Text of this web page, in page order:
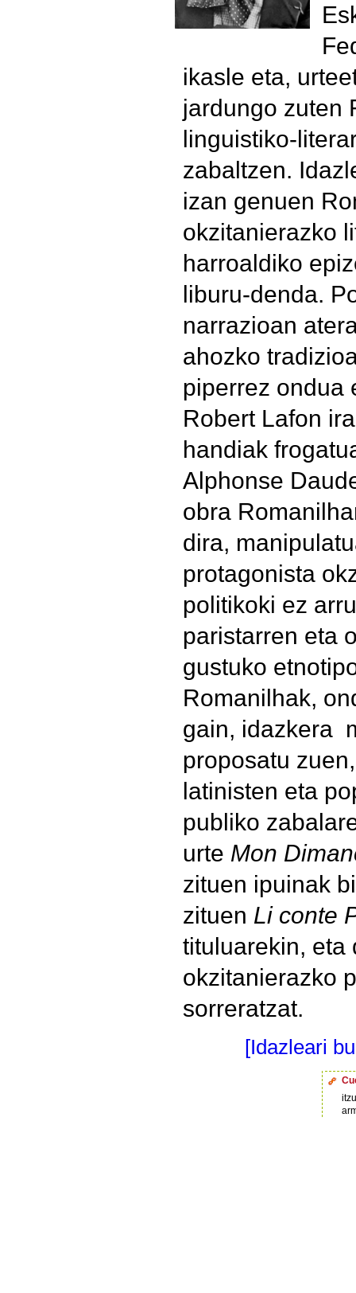
ikasle eta,
jardungo zuten
linguistiko-
zabaltzen.
izan genuen
okzitanierazko
harroaldiko
liburu-denda.
narrazioan
ahozko
piperrez ondua
Robert Lafon
handiak
Alphonse
obra
dira,
protagonista
politikoki ez
paristarren eta
gustuko
Romanilhak,
gain, idazkera
proposatu
latinisten eta
publiko
urte Mon
zituen ipuinak
zituen Li conte
tituluarekin, eta
okzitanierazko
sorreratzat.
[Idazleari